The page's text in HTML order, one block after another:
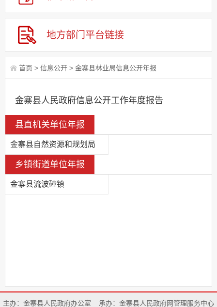
地方部门 平台链接
首页 > 信息公开 > 金寨县林业局信息公开年报
金寨县人民政府信息公开工作年度报告
县直机关单位年报
金寨县自然资源和规划局
乡镇街道单位年报
金寨县流波䃥镇
主办：金寨县人民政府办公室 承办：金寨县人民政府网管理服务中心